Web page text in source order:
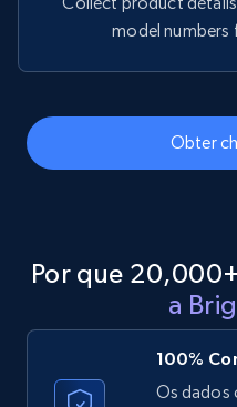
URL, Product id, Title,
Rating, Reviews count,
URL, Product id, Title,
Rating, Reviews count,
1.3K+
model numbers
Obter
Por que
a
100%
Os dados